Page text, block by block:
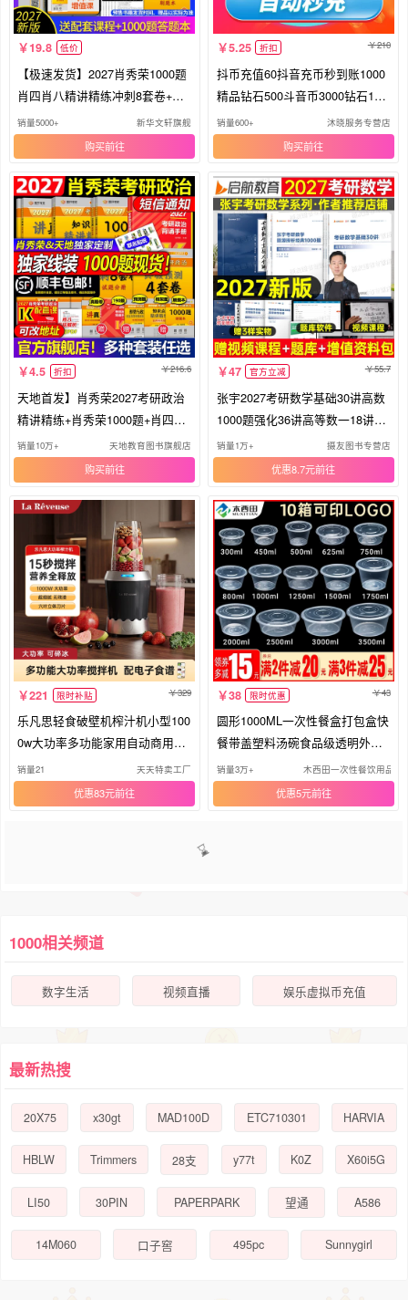
19.8 低价
【极速发货】2027肖秀荣1000题
肖四肖八精讲精练冲刺8套卷+预
测4套卷肖秀荣背诵手册肖4肖八
背诵手册考研政治可搭徐涛核心
考案
销量5000+ 新华文轩旗舰
购买
5.25 折扣 210
抖币充值60抖音充币秒到账1000
精品钻石500斗音币3000钻石100
充值
销量600+ 沐晓服务专营店
购买
4.5 折扣 216.6
天地首发】肖秀荣2027考研政治
精讲精练+肖秀荣1000题+肖四肖
八+肖秀荣背诵手册27肖1000题
肖4肖8全家桶腿姐背诵手册徐涛
核心考案
销量10万+ 天地教育图书旗舰店
购买
47 官方立减 55.7
张宇2027考研数学基础30讲高数
1000题强化36讲高等数一18讲线
性代数二9概率论三27三十线代一
千历年真题八8+加4四套卷必备书
籍2028
销量1万+ 摄友图书专营店
优惠8.7元
221 限时补贴 329
乐凡思轻食破壁机榨汁机小型100
0w大功率多功能家用自动商用拆
洗
销量21 天天特卖工厂
优惠83元
38 限时优惠 43
圆形1000ML一次性餐盒打包盒快
餐带盖塑料汤碗食品级透明外卖
饭盒
销量3万+ 木西田一次性餐饮用品
优惠5元
4
1000相关频道
数字生活 视频直播 娱乐虚拟币充值
最新热搜
20X75 x30gt MAD100D ETC710301 HARVIA
HBLW Trimmers 28支 y77t K0Z X60i5G
LI50 30PIN PAPERPARK 望通 A586
14M060 口子窖 495pc Sunnygirl